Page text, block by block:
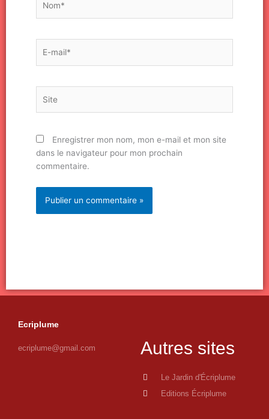
mail*
Enregistrer mon nom, mon e-mail et mon site
dans le navigateur pour mon prochain
commentaire.
Ecriplume
ecriplume@gmail.com Autres sites
Le Jardin d'Écriplume
Editions Écriplume